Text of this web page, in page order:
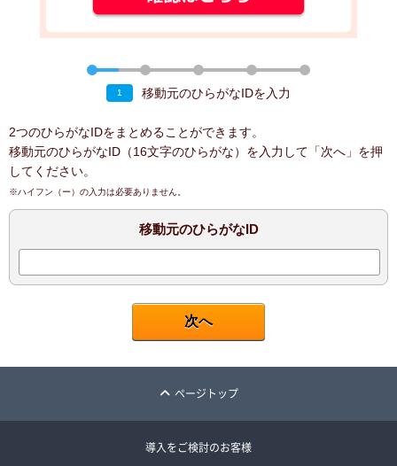
1 移動元のひらがなIDを入力
2つのひらがなIDをまとめることができます。
移動元のひらがなID（16文字のひらがな）を入力して「次へ」を押
してください。
※ハイフン（ー）の入力は必要ありません。
移動元のひらがなID
ページトップ
導入をご検討のお客様